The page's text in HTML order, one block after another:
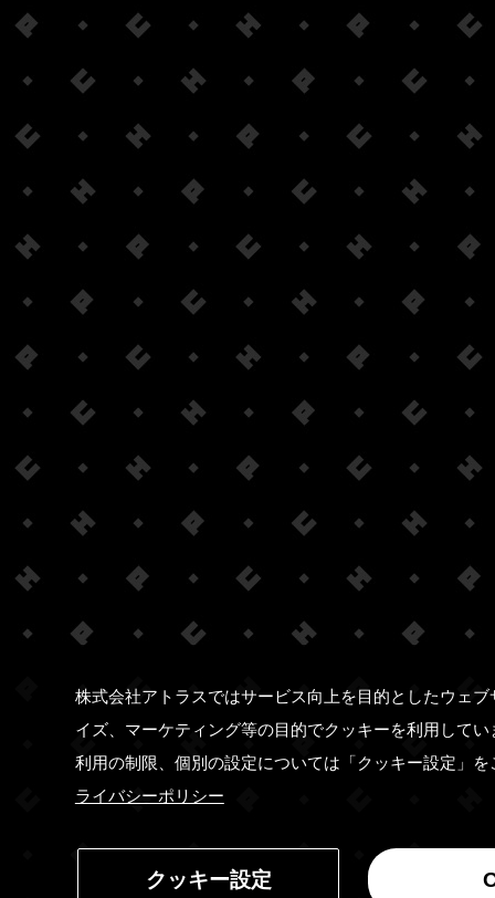
株式会社アトラスではサービス向上を目的としたウェ
イズ、マーケティング等の目的でクッキーを利用して
利用の制限、個別の設定については「クッキー設定」
ライバシーポリシー
クッキー設定